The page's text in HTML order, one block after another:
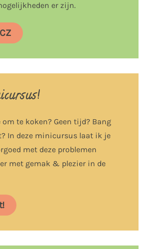
er zijn.
te koken? Geen tijd? Bang
In deze minicursus laat ik je
met deze problemen
met gemak & plezier in de